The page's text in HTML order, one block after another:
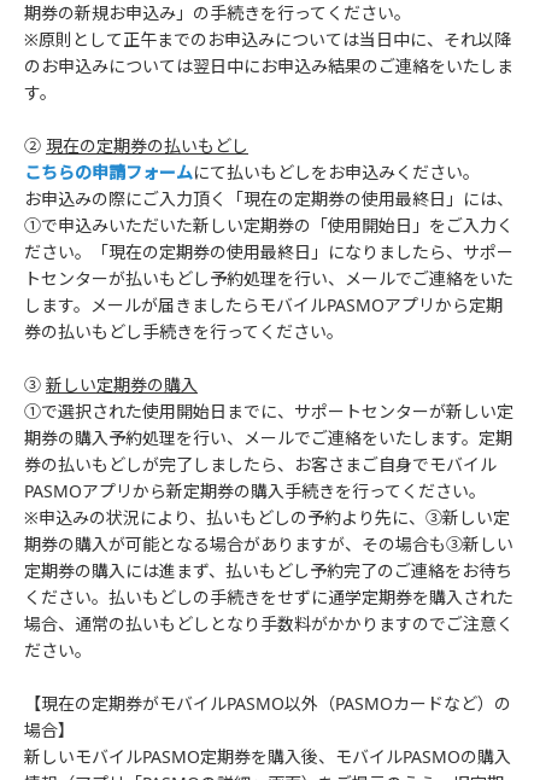
期券の新規お申込み」の手続きを行ってください。
※原則として正午までのお申込みについては当日中に、それ以降
のお申込みについては翌日中にお申込み結果のご連絡をいたしま
す。
② 現在の定期券の払いもどし
こちらの申請フォームにて払いもどしをお申込みください。
お申込みの際にご入力頂く「現在の定期券の使用最終日」には、
①で申込みいただいた新しい定期券の「使用開始日」をご入力く
ださい。「現在の定期券の使用最終日」になりましたら、サポー
トセンターが払いもどし予約処理を行い、メールでご連絡をいた
します。メールが届きましたらモバイルPASMOアプリから定期
券の払いもどし手続きを行ってください。
③ 新しい定期券の購入
①で選択された使用開始日までに、サポートセンターが新しい定
期券の購入予約処理を行い、メールでご連絡をいたします。定期
券の払いもどしが完了しましたら、お客さまご自身でモバイル
PASMOアプリから新定期券の購入手続きを行ってください。
※申込みの状況により、払いもどしの予約より先に、③新しい定
期券の購入が可能となる場合がありますが、その場合も③新しい
定期券の購入には進まず、払いもどし予約完了のご連絡をお待ち
ください。払いもどしの手続きをせずに通学定期券を購入された
場合、通常の払いもどしとなり手数料がかかりますのでご注意く
ださい。
【現在の定期券がモバイルPASMO以外（PASMOカードなど）の
場合】
新しいモバイルPASMO定期券を購入後、モバイルPASMOの購入